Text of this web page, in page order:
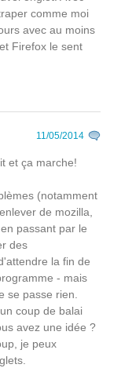
comme moi
avec au moins
Firefox le sent
11/05/2014
et ça marche!
(notamment
de mozilla,
passant par le
des
la fin de
- mais
se passe rien.
coup de balai
avez une idée ?
je peux